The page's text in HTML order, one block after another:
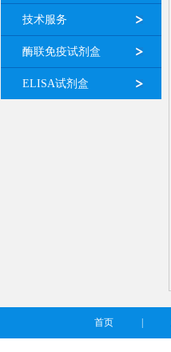
技术服务
酶联免疫试剂盒
ELISA试剂盒
首页